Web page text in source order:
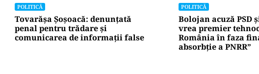
ACTUALITATE
Emil Boc refuză un nou mandat de
premier: „Mulțam fain, alții la
rând!”
ACTUALITATE
A3, secțiunea
Sălajului, intră în
Ce se mai lucrează